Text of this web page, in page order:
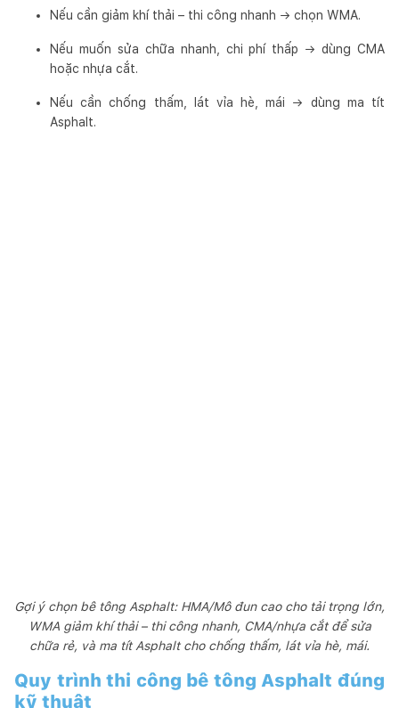
Nếu cần giảm khí thải – thi công nhanh → chọn WMA.
Nếu muốn sửa chữa nhanh, chi phí thấp → dùng CMA
hoặc nhựa cắt.
Nếu cần chống thấm, lát vỉa hè, mái → dùng ma tít
Asphalt.
Gợi ý chọn bê tông Asphalt: HMA/Mô đun cao cho tải trọng lớn,
WMA giảm khí thải – thi công nhanh, CMA/nhựa cắt để sửa
chữa rẻ, và ma tít Asphalt cho chống thấm, lát vỉa hè, mái.
Quy trình thi công bê tông Asphalt đúng
kỹ thuật